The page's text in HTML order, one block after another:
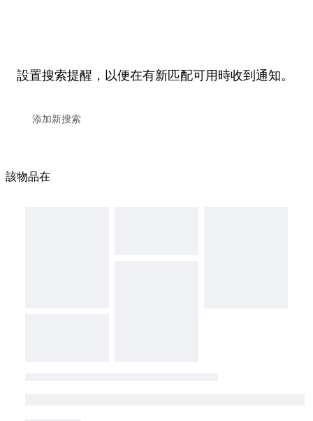
設置搜索提醒，以便在有新匹配可用時收到通知。
該物品在